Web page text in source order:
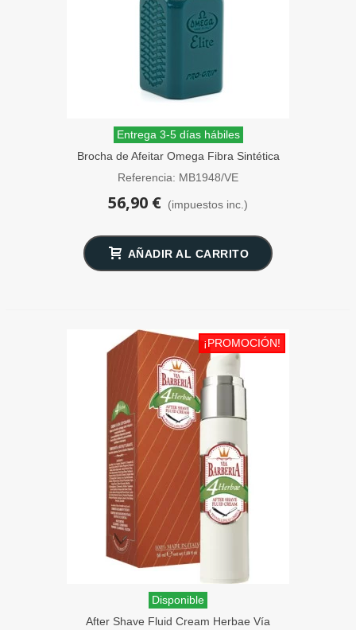
Entrega 3-5 días hábiles
Brocha de Afeitar Omega Fibra Sintética
Elite PRO-GRIP Verde
Referencia: MB1948/VE
56,90 € (impuestos inc.)
AÑADIR AL CARRITO
¡PROMOCIÓN!
Disponible
After Shave Fluid Cream Herbae Vía